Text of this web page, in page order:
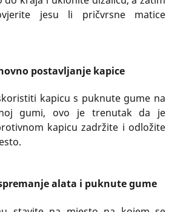
jesu li pričvrsne matice
postavljanje kapice
kapicu s puknute gume na
gumi, ovo je trenutak da je
kapicu zadržite i odložite
alata i puknute gume